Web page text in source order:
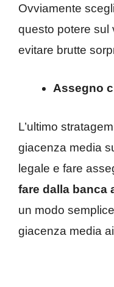
Ovviamente
questo potere sul
evitare brutte
Assegno
L’ultimo
giacenza media
legale e fare
fare dalla banca
un modo
giacenza media